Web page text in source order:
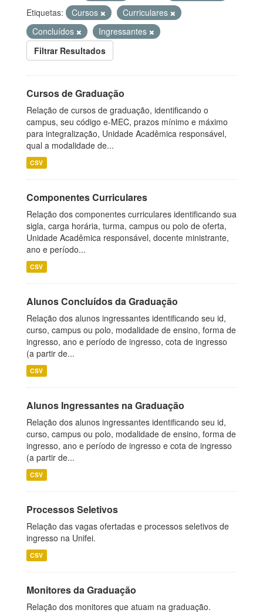
Etiquetas:
Cursos
Curriculares
Concluídos
Ingressantes
Filtrar Resultados
Cursos de Graduação
Relação de cursos de graduação, identificando o
campus, seu código e-MEC, prazos mínimo e máximo
para integralização, Unidade Acadêmica responsável,
qual a modalidade de...
CSV
Componentes Curriculares
Relação dos componentes curriculares identificando sua
sigla, carga horária, turma, campus ou polo de oferta,
Unidade Acadêmica responsável, docente ministrante,
ano e período...
CSV
Alunos Concluídos da Graduação
Relação dos alunos ingressantes identificando seu id,
curso, campus ou polo, modalidade de ensino, forma de
ingresso, ano e período de ingresso, cota de ingresso
(a partir de...
CSV
Alunos Ingressantes na Graduação
Relação dos alunos ingressantes identificando seu id,
curso, campus ou polo, modalidade de ensino, forma de
ingresso, ano e período de ingresso e cota de ingresso
(a partir de...
CSV
Processos Seletivos
Relação das vagas ofertadas e processos seletivos de
ingresso na Unifei.
CSV
Monitores da Graduação
Relação dos monitores que atuam na graduação.